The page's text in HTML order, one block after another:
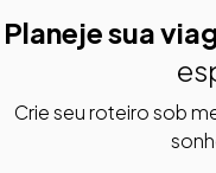
Planeje sua
Crie seu roteiro sob